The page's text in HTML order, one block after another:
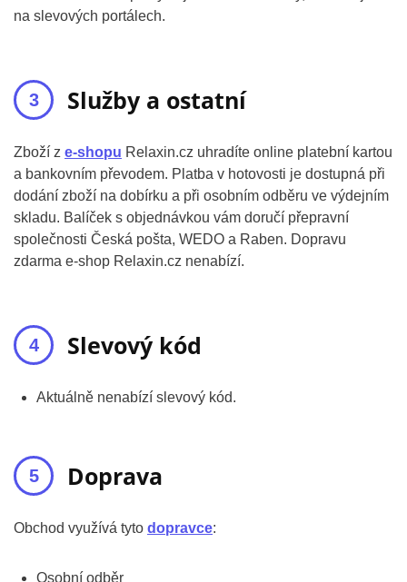
na slevových portálech.
Služby a ostatní
Zboží z e-shopu Relaxin.cz uhradíte online platební kartou
a bankovním převodem. Platba v hotovosti je dostupná při
dodání zboží na dobírku a při osobním odběru ve výdejním
skladu. Balíček s objednávkou vám doručí přepravní
společnosti Česká pošta, WEDO a Raben. Dopravu
zdarma e-shop Relaxin.cz nenabízí.
Slevový kód
Aktuálně nenabízí slevový kód.
Doprava
Obchod využívá tyto dopravce:
Osobní odběr